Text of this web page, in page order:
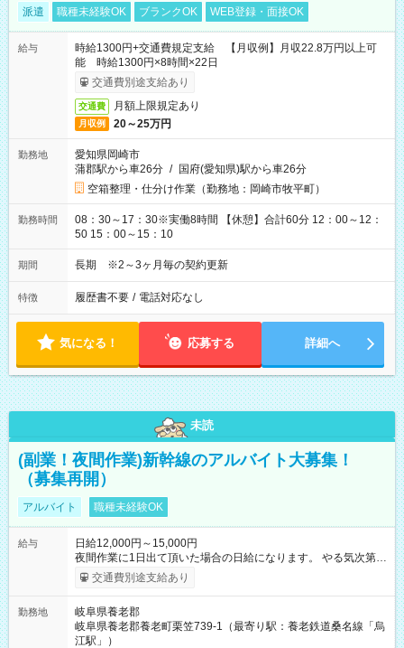
派遣 職種未経験OK ブランクOK WEB登録・面接OK
給与
時給1300円+交通費規定支給 【月収例】月収22.8万円以上可
能 時給1300円×8時間×22日
交通費別途支給あり
交通費 月額上限規定あり
月収例 20～25万円
勤務地
愛知県岡崎市
蒲郡駅から車26分 / 国府(愛知県)駅から車26分
空箱整理・仕分け作業（勤務地：岡崎市牧平町）
勤務時間
08：30～17：30※実働8時間 【休憩】合計60分 12：00～12：
50 15：00～15：10
期間 長期 ※2～3ヶ月毎の契約更新
特徴 履歴書不要 / 電話対応なし
気になる！ 応募する 詳細へ
未読
(副業！夜間作業)新幹線のアルバイト大募集！
（募集再開）
アルバイト 職種未経験OK
給与
日給12,000円～15,000円
夜間作業に1日出て頂いた場合の日給になります。 やる気次第で
どんどん昇給します！ 【試用期間】試用期間なし
交通費別途支給あり
勤務地
岐阜県養老郡
岐阜県養老郡養老町栗笠739-1（最寄り駅：養老鉄道桑名線「烏
江駅」）